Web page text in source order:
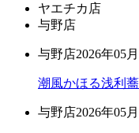
ヤエチカ店
与野店
与野店2026年05
潮風かほる浅利
与野店2026年05